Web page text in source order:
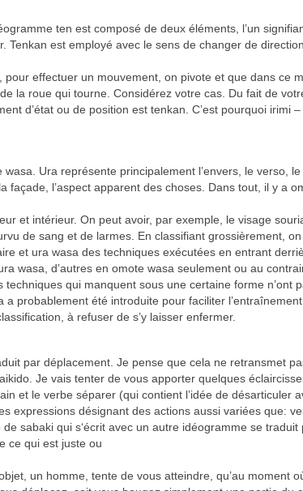
ten est composé de deux éléments, l’un
est employé avec le sens de changer de
effectuer un mouvement, on pivote et que dans ce
la roue qui tourne. Considérez votre cas. Du fait de
d’état ou de position est tenkan. C’est pourquoi irimi
Ura représente principalement l’envers, le verso, le
façade, l’aspect apparent des choses. Dans tout, il y a
et intérieur. On peut avoir, par exemple, le visage
de sang et de larmes. En classifiant grossièrement,
et ura wasa des techniques exécutées en entrant
wasa, d’autres en omote wasa seulement ou au
qui manquent sous une certaine forme n’ont
probablement été introduite pour faciliter
à refuser de s’y laisser enfermer.
par déplacement. Je pense que cela ne retransmet
Je vais tenter de vous apporter quelques
et le verbe séparer (qui contient l’idée de désarticuler
expressions désignant des actions aussi variées que:
sabaki qui s‘écrit avec un autre idéogramme se traduit
ce qui est juste ou
un homme, tente de vous atteindre, qu’au moment